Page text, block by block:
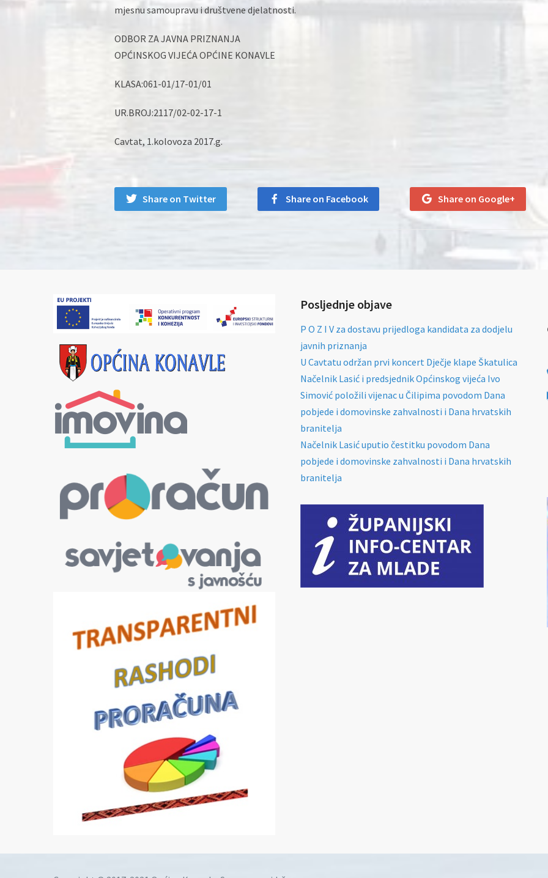
mjesnu samoupravu i društvene djelatnosti.
ODBOR ZA JAVNA PRIZNANJA
OPĆINSKOG VIJEĆA OPĆINE KONAVLE
KLASA:061-01/17-01/01
UR.BROJ:2117/02-02-17-1
Cavtat, 1.kolovoza 2017.g.
Share on Twitter Share on Facebook Share on Google+
Posljednje objave
P O Z I V za dostavu prijedloga kandidata za dodjelu
javnih priznanja
U Cavtatu održan prvi koncert Dječje klape Škatulica
Načelnik Lasić i predsjednik Općinskog vijeća Ivo
Simović položili vijenac u Čilipima povodom Dana
pobjede i domovinske zahvalnosti i Dana hrvatskih
branitelja
Načelnik Lasić uputio čestitku povodom Dana
pobjede i domovinske zahvalnosti i Dana hrvatskih
branitelja